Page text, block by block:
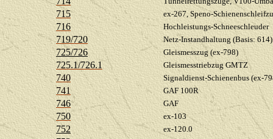
715 ex-267, Speno-
716 Hochleistungs-Schneeschleuder
719/720 Netz-Instandhaltung (Basis: 614)
725/726 Gleismesszug (ex-798)
725.1/726.1 Gleismesstriebzug GMTZ
740 Signaldienst-Schienenbus (ex-
741 GAF 100R
746 GAF
750 ex-103
752 ex-120.0